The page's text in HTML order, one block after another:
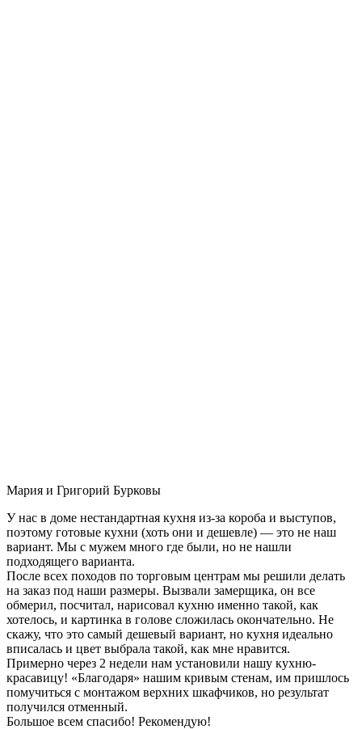
Мария и Григорий Бурковы
У нас в доме нестандартная кухня из-за короба и выступов,
поэтому готовые кухни (хоть они и дешевле) — это не наш
вариант. Мы с мужем много где были, но не нашли
подходящего варианта.
После всех походов по торговым центрам мы решили делать
на заказ под наши размеры. Вызвали замерщика, он все
обмерил, посчитал, нарисовал кухню именно такой, как
хотелось, и картинка в голове сложилась окончательно. Не
скажу, что это самый дешевый вариант, но кухня идеально
вписалась и цвет выбрала такой, как мне нравится.
Примерно через 2 недели нам установили нашу кухню-
красавицу! «Благодаря» нашим кривым стенам, им пришлось
помучиться с монтажом верхних шкафчиков, но результат
получился отменный.
Большое всем спасибо! Рекомендую!